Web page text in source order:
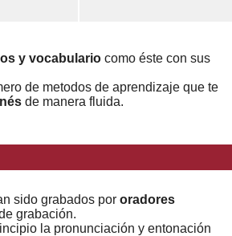
y vocabulariocomo éste con sus
de metodos de aprendizaje que te
de manera fluida.
sido grabados por oradores
grabación.
la pronunciación y entonación